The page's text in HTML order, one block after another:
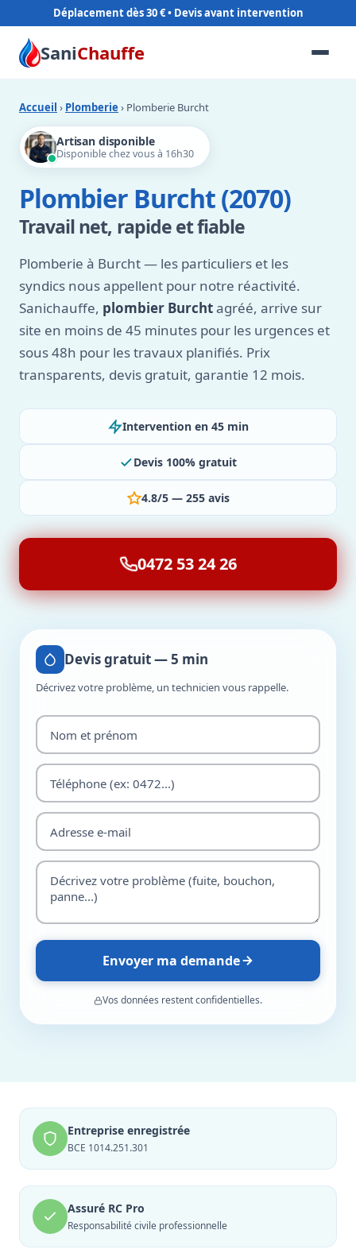
Déplacement dès 30 €
SaniChauffe
Accueil › Plomberie › Plomberie Burcht
Artisan disponible
Disponible chez vous à 16h30
Plombier Burcht (2070)
Travail net, rapide et fiable
Plomberie à Burcht — les particuliers et les
syndics nous appellent pour notre réactivité.
Sanichauffe, plombier Burchtagréé, arrive sur
site en moins de 45 minutes pour les urgences et
sous 48h pour les travaux planifiés. Prix
transparents, devis gratuit, garantie 12 mois.
Intervention en 45 min
Devis 100% gratuit
4.8/5 — 255 avis
0472 53 24 26
Devis gratuit — 5 min
Décrivez votre problème, un technicien vous rappelle.
Envoyer ma demande
Vos données restent confidentielles.
Entreprise enregistrée
BCE 1014.251.301
Assuré RC Pro
Responsabilité civile professionnelle